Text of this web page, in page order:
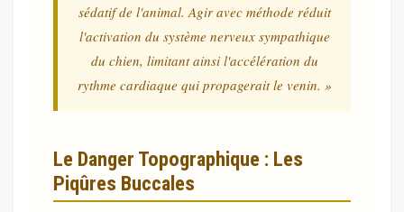
sédatif de l'animal. Agir avec méthode réduit
l'activation du système nerveux sympathique
du chien, limitant ainsi l'accélération du
rythme cardiaque qui propagerait le venin. »
Le Danger Topographique : Les
Piqûres Buccales